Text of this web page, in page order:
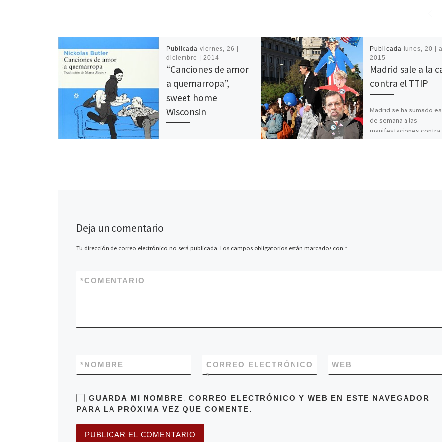
Publicadaviernes, 26 |
diciembre | 2014
“Canciones de amor
a quemarropa”,
sweet home
Wisconsin
Publicada lunes, 20 |
2015
Madrid sale a la
contra el TTIP
Madrid se ha sumado
de semana a las
manifestaciones contra
Deja un comentario
Tu dirección de correo electrónico no será publicada. Los campos obligatorios están marcados con *
COMENTARIO
*
NOMBRE
*
CORREO ELECTRÓNICO
*
WEB
GUARDA MI NOMBRE, CORREO ELECTRÓNICO Y WEB EN ESTE NAVEGADOR
PARA LA PRÓXIMA VEZ QUE COMENTE.